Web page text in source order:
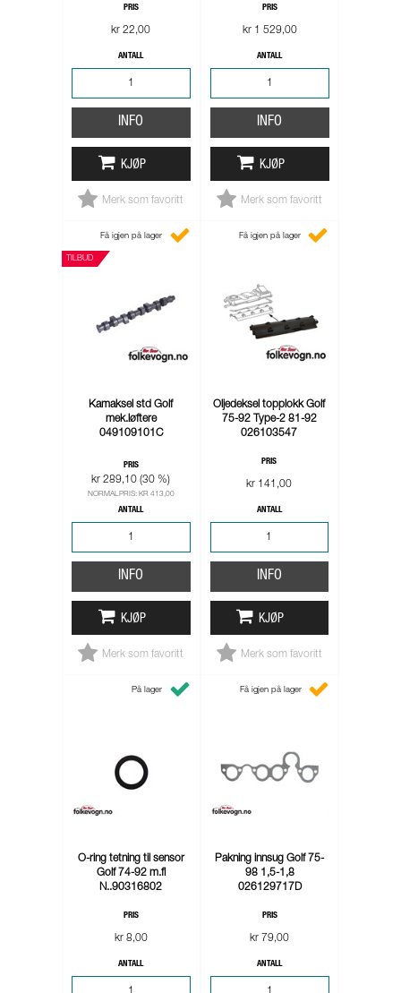
PRIS
kr 22,00
ANTALL
INFO
KJØP
Merk som favoritt
PRIS
kr 1 529,00
ANTALL
INFO
KJØP
Merk som favoritt
TILBUD
Få igjen på lager
Kamaksel std Golf
mek.løftere
049109101C
PRIS
kr 289,10 (30 %)
NORMALPRIS: KR 413,00
ANTALL
INFO
KJØP
Merk som favoritt
Få igjen på lager
Oljedeksel topplokk Golf
75-92 Type-2 81-92
026103547
PRIS
kr 141,00
ANTALL
INFO
KJØP
Merk som favoritt
På lager
O-ring tetning til sensor
Golf 74-92 m.fl
N..90316802
PRIS
kr 8,00
ANTALL
Få igjen på lager
Pakning innsug Golf 75-
98 1,5-1,8
026129717D
PRIS
kr 79,00
ANTALL